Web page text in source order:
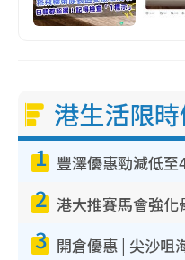
港生活限
1
2
3